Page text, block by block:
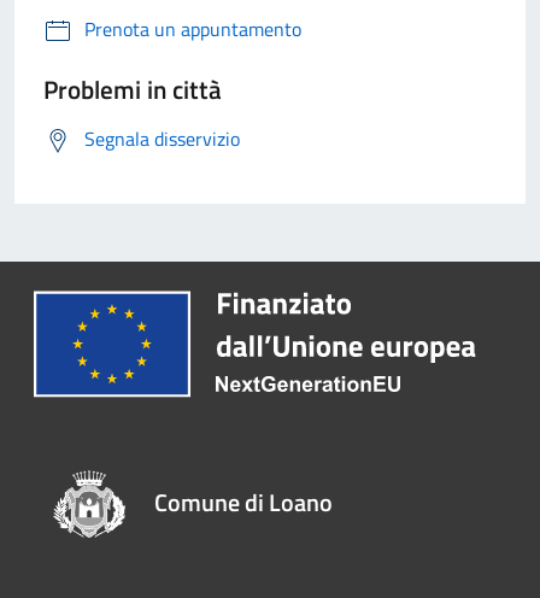
Prenota un appuntamento
Problemi in città
Segnala disservizio
Comune di Loano